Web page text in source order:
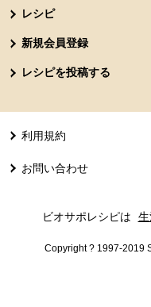
レシピ
新規会員登録
レシピを投稿する
利用規約
お問い合わせ
ビオサポレシピは
Copyright ? 1997-2019